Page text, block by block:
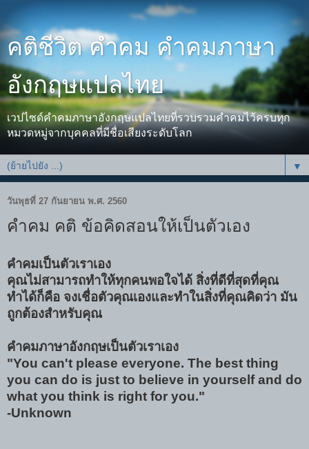
คติชีวิต คำคม คำคมภาษา
อังกฤษแปลไทย
เวปไซด์คำคมภาษาอังกฤษแปลไทยที่รวบรวมคำคมไว้ครบทุก
หมวดหมู่จากบุคคลที่มีชื่อเสียงระดับโลก
▼
วันพุธที่ 27 กันยายน พ.ศ. 2560
คำคม คติ ข้อคิดสอนให้เป็นตัวเอง
คำคมเป็นตัวเราเอง
คุณไม่สามารถทำให้ทุกคนพอใจได้ สิ่งที่ดีที่สุดที่คุณ
ทำได้ก็คือ จงเชื่อตัวคุณเองและทำในสิ่งที่คุณคิดว่า มัน
ถูกต้องสำหรับคุณ
คำคมภาษาอังกฤษเป็นตัวเราเอง
"You can't please everyone. The best thing
you can do is just to believe in yourself and do
what you think is right for you."
-Unknown